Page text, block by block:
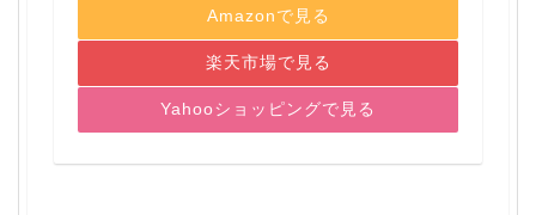
Amazonで見る
楽天市場で見る
Yahooショッピングで見る